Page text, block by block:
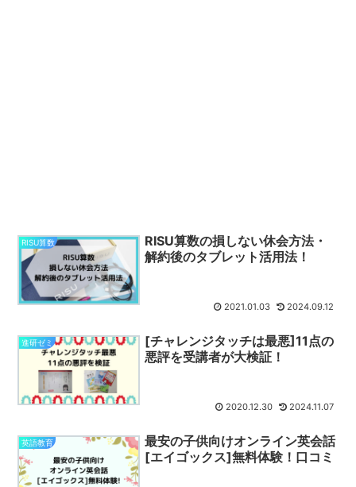
RISU算数
RISU算数の損しない休会方法・
解約後のタブレット活用法！
2021.01.03 2024.09.12
進研ゼミ
[チャレンジタッチは最悪]11点の
悪評を受講者が大検証！
2020.12.30 2024.11.07
英語教育
最安の子供向けオンライン英会話
[エイゴックス]無料体験！口コミ